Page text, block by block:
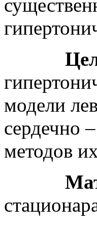
Цель
модели
сердечно
методов